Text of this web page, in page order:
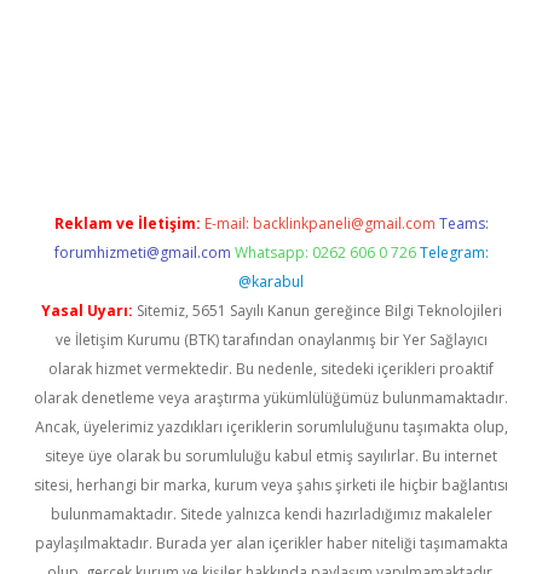
Reklam ve İletişim: E-mail: backlinkpaneli@gmail.com Teams:
forumhizmeti@gmail.com Whatsapp: 0262 606 0 726 Telegram:
@karabul
Yasal Uyarı: Sitemiz, 5651 Sayılı Kanun gereğince Bilgi Teknolojileri
ve İletişim Kurumu (BTK) tarafından onaylanmış bir Yer Sağlayıcı
olarak hizmet vermektedir. Bu nedenle, sitedeki içerikleri proaktif
olarak denetleme veya araştırma yükümlülüğümüz bulunmamaktadır.
Ancak, üyelerimiz yazdıkları içeriklerin sorumluluğunu taşımakta olup,
siteye üye olarak bu sorumluluğu kabul etmiş sayılırlar. Bu internet
sitesi, herhangi bir marka, kurum veya şahıs şirketi ile hiçbir bağlantısı
bulunmamaktadır. Sitede yalnızca kendi hazırladığımız makaleler
paylaşılmaktadır. Burada yer alan içerikler haber niteliği taşımamakta